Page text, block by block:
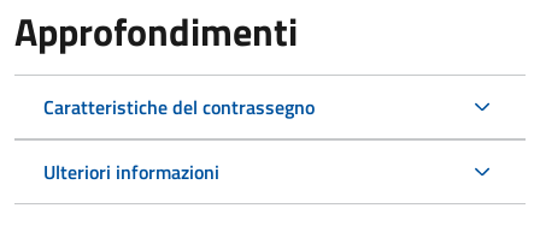
Approfondimenti
Caratteristiche del contrassegno
Ulteriori informazioni